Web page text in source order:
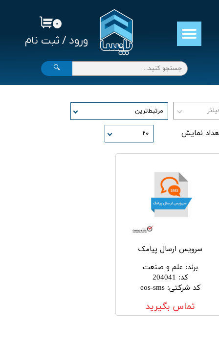
ورود / ثبت نام
حساب کاربری من
تغییر گذر واژه
سفارشات
خروج از حساب کاربری
۰
🔍
مرتبط‌ترین
نمایش ۲۰
سرویس ارسال پیامک
برند: علم و صنعت
کد:
204041
کد شرکتی:
eos-sms
تماس بگیرید